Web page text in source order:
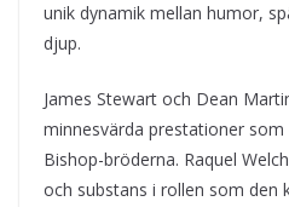
unik dynamik mellan humor,
djup.
James Stewart och Dean
minnesvärda prestationer
Bishop-bröderna. Raquel
och substans i rollen som den